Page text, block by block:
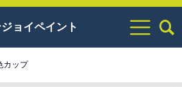
ョイペイント
カップ